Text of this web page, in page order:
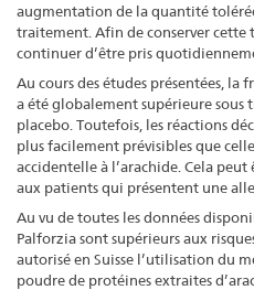
augmentation de la quantité
traitement. Afin de conserver cette
continuer d’être pris
Au cours des études présentées, la
a été globalement supérieure sous
placebo. Toutefois, les réactions
plus facilement prévisibles que
accidentelle à l’arachide. Cela
aux patients qui présentent une
Au vu de toutes les données
Palforzia sont supérieurs aux
autorisé en Suisse l’utilisation du
poudre de protéines extraites